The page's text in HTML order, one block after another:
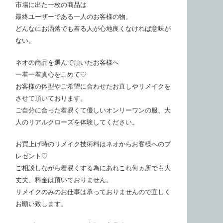
市場に出た一枚の商品は
最終ユーザーである一人のお客様の物。
どんなにお洒落でも着る人が心地良くなければ意味が
ない。
ネオの商品を選んで頂いたお客様へ
一着一着真心をこめて♡
お客様の体型やご希望に合わせたお直しやリメイクを
させて頂いております。
ご自分に合った着易くて優しいオンリーワンの服、大
人のリアルクローズを体験してください。
お買上げ時のリメイク技術料はネオからお客様へのプ
レゼント♡
ご相談しながら着易くする為にあれこれ何ヵ所でも大
丈夫、料金は頂いておりません。
リメイクのみのお仕事は承っておりませんので宜しく
お願い致します。